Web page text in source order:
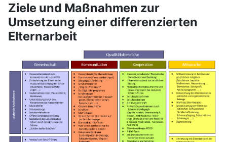
Ziele und Maßnahmen zur
Umsetzung einer differenzierten
Elternarbeit